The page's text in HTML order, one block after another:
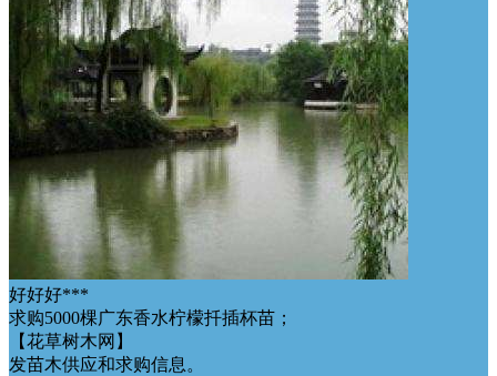
好好好***
求购5000棵广东香水柠檬扦插杯苗；
【花草树木网】
发苗木供应和求购信息。